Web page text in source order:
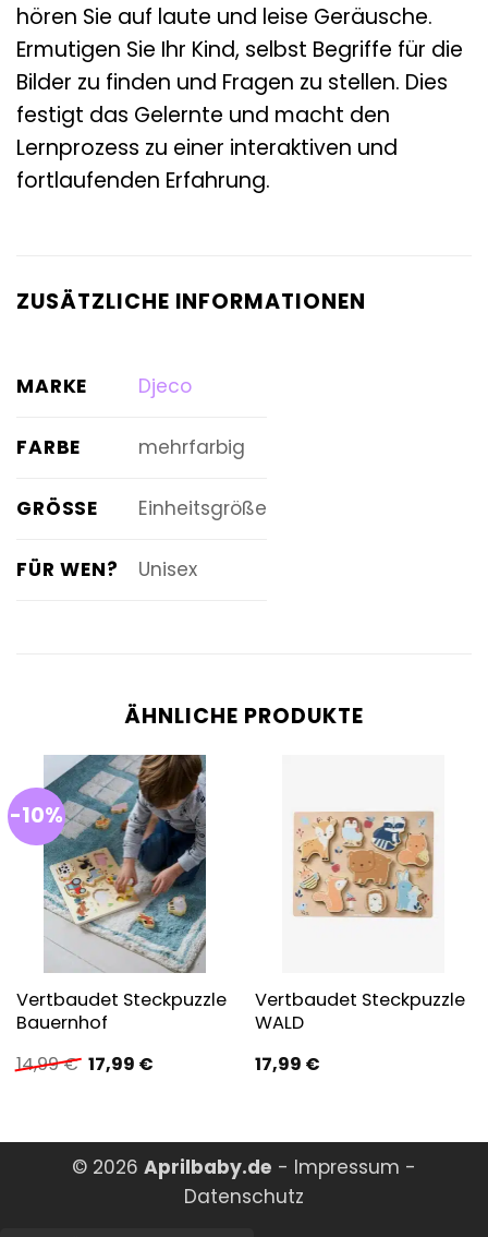
hören Sie auf laute und leise Geräusche.
Ermutigen Sie Ihr Kind, selbst Begriffe für die
Bilder zu finden und Fragen zu stellen. Dies
festigt das Gelernte und macht den
Lernprozess zu einer interaktiven und
fortlaufenden Erfahrung.
ZUSÄTZLICHE INFORMATIONEN
MARKE Djeco
FARBE mehrfarbig
GRÖSSE Einheitsgröße
FÜR WEN? Unisex
ÄHNLICHE PRODUKTE
-10%
Vertbaudet Steckpuzzle
Bauernhof
14,99€ Ursprünglicher
Preis
17,99 €Aktueller
Vertbaudet Steckpuzzle
WALD
17,99 €
© 2026 Aprilbaby.de - Impressum -
Datenschutz